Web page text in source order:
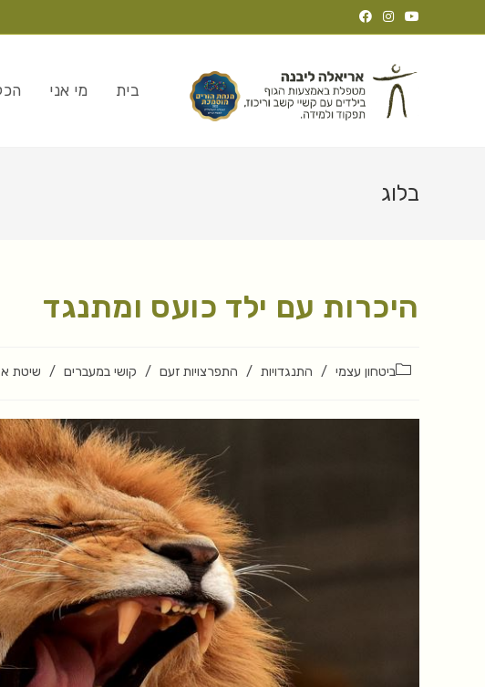
בית מי אני
בלוג
היכרות עם ילד כועס ומתנגד
ביטחון עצמי / התנגדויות / התפרצויות זעם / קושי במעברים / שיטת